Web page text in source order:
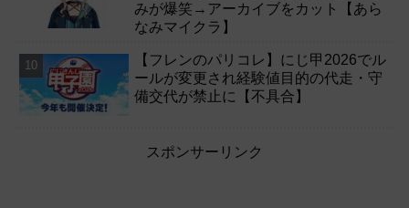
みが爆笑→アーカイブをカット【あら
なみマイクラ】
【フレンのパリコレ】にじ甲2026でル
ールが変更され経験値目的の代走・守
備交代が禁止に【不具合】
スポンサーリンク